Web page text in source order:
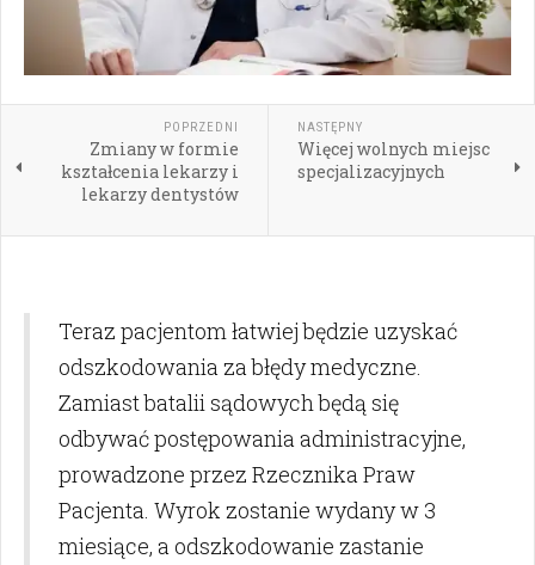
POPRZEDNI
Zmiany w formie
kształcenia lekarzy i
lekarzy dentystów
NASTĘPNY
Więcej wolnych miejsc
specjalizacyjnych
Teraz pacjentom łatwiej będzie uzyskać
odszkodowania za błędy medyczne.
Zamiast batalii sądowych będą się
odbywać postępowania administracyjne,
prowadzone przez Rzecznika Praw
Pacjenta. Wyrok zostanie wydany w 3
miesiące, a odszkodowanie zastanie